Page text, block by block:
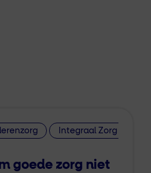
Integraal Zorg
goede zorg niet